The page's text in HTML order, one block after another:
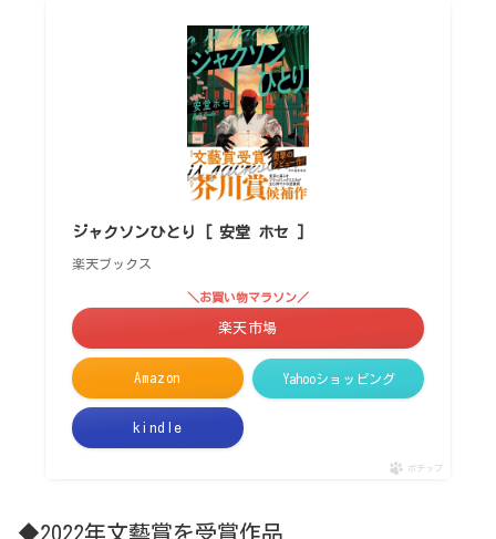
ジャクソンひとり [ 安堂 ホセ ]
楽天ブックス
Amazon
＼お買い物マラソン／
楽天市場
Yahooショッピング
kindle
ポチップ
◆2022年文藝賞を受賞作品